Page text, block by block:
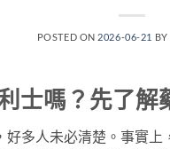
POSTED ON 2026-06-21 BY
士嗎？先了解
多人未必清楚。事實